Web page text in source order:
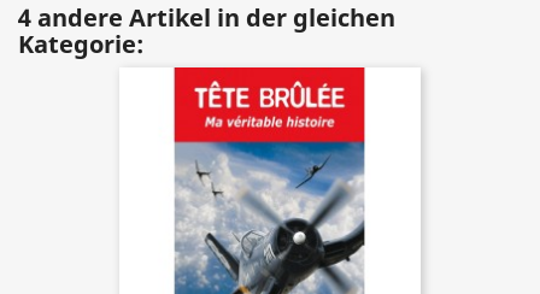
4 andere Artikel in der gleichen
Kategorie: